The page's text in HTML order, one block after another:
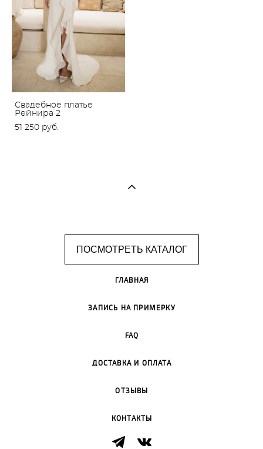
Свадебное платье
Рейнира 2
51 250 pуб.
ПОСМОТРЕТЬ КАТАЛОГ
ГЛАВНАЯ
ЗАПИСЬ НА ПРИМЕРКУ
FAQ
ДОСТАВКА И ОПЛАТА
ОТЗЫВЫ
КОНТАКТЫ